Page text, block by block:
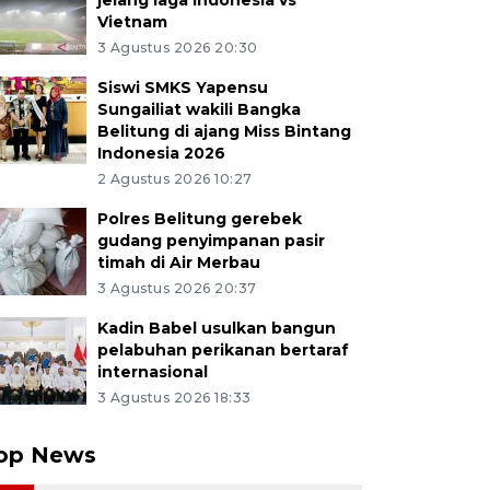
Vietnam
3 Agustus 2026 20:30
Siswi SMKS Yapensu
Sungailiat wakili Bangka
Belitung di ajang Miss Bintang
Indonesia 2026
2 Agustus 2026 10:27
Polres Belitung gerebek
gudang penyimpanan pasir
timah di Air Merbau
3 Agustus 2026 20:37
Kadin Babel usulkan bangun
pelabuhan perikanan bertaraf
internasional
3 Agustus 2026 18:33
News